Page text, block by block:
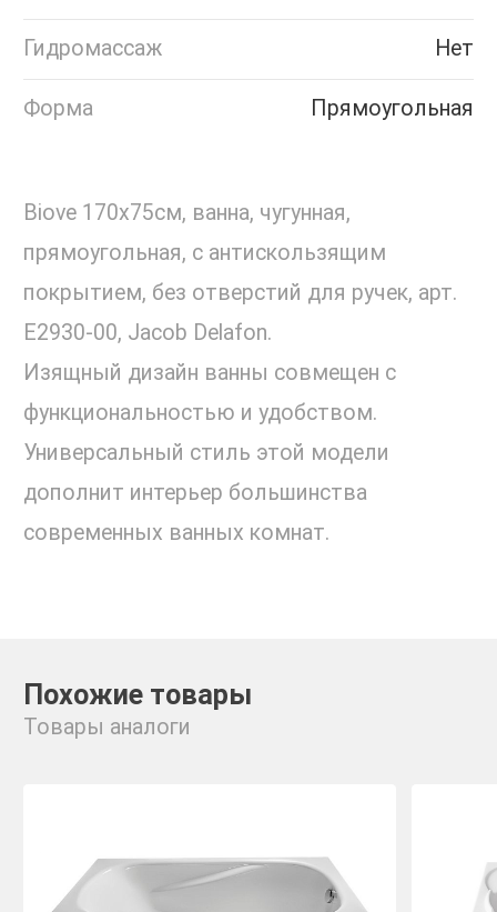
Гидромассаж Нет
Форма Прямоугольная
Biove 170х75см, ванна, чугунная,
прямоугольная, с антискользящим
покрытием, без отверстий для ручек, арт.
E2930-00, Jacob Delafon.
Изящный дизайн ванны совмещен с
функциональностью и удобством.
Универсальный стиль этой модели
дополнит интерьер большинства
современных ванных комнат.
Похожие товары
Товары аналоги